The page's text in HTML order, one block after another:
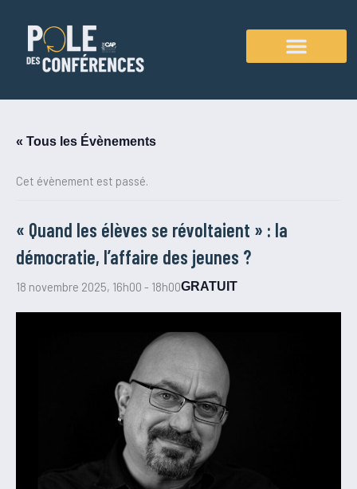
« Tous les Évènements
Cet évènement est passé.
« Quand les élèves se révoltaient » : la
démocratie, l’affaire des jeunes ?
18 novembre 2025, 16h00 - 18h00GRATUIT